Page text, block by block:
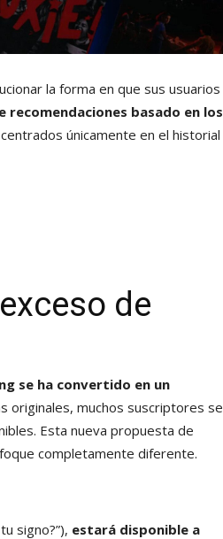
la forma en que sus usuarios
basado en los
únicamente en el historial
de
se ha convertido en un
originales, muchos suscriptores se
Esta nueva propuesta de
completamente diferente.
signo?”), estará disponible a